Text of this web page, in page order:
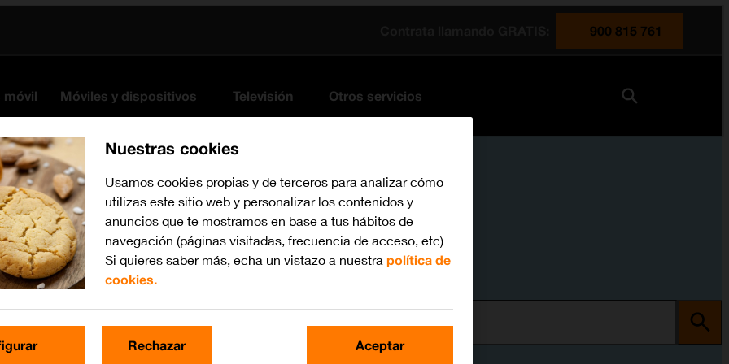
900 815 761
móvil Móviles y dispositivos Televisión Otros servicios
Nuestras cookies
Usamos cookies propias y de terceros para analizar cómo
utilizas este sitio web y personalizar los contenidos y
anuncios que te mostramos en base a tus hábitos de
navegación (páginas visitadas, frecuencia de acceso, etc)
Si quieres saber más, echa un vistazo a nuestra política de
cookies.
Rechazar Aceptar